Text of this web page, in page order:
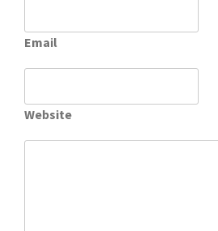
Email
Website